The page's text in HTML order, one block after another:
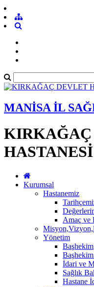
MANİSA İL
HASTANESİ
Kurumsal
Hastanemiz
Amaç ve
Yönetim
Başhekim
Başhekim
İdari ve
Sağlık
Hastane